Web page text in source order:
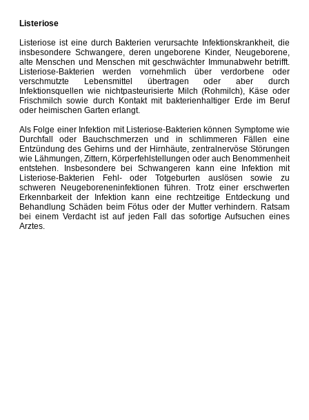
Listeriose
Listeriose ist eine durch Bakterien verursachte Infektionskrankheit, die
insbesondere Schwangere, deren ungeborene Kinder, Neugeborene,
alte Menschen und Menschen mit geschwächter Immunabwehr betrifft.
Listeriose-Bakterien werden vornehmlich über verdorbene oder
verschmutzte Lebensmittel übertragen oder aber durch
Infektionsquellen wie nichtpasteurisierte Milch (Rohmilch), Käse oder
Frischmilch sowie durch Kontakt mit bakterienhaltiger Erde im Beruf
oder heimischen Garten erlangt.
Als Folge einer Infektion mit Listeriose-Bakterien können Symptome wie
Durchfall oder Bauchschmerzen und in schlimmeren Fällen eine
Entzündung des Gehirns und der Hirnhäute, zentralnervöse Störungen
wie Lähmungen, Zittern, Körperfehlstellungen oder auch Benommenheit
entstehen. Insbesondere bei Schwangeren kann eine Infektion mit
Listeriose-Bakterien Fehl- oder Totgeburten auslösen sowie zu
schweren Neugeboreneninfektionen führen. Trotz einer erschwerten
Erkennbarkeit der Infektion kann eine rechtzeitige Entdeckung und
Behandlung Schäden beim Fötus oder der Mutter verhindern. Ratsam
bei einem Verdacht ist auf jeden Fall das sofortige Aufsuchen eines
Arztes.